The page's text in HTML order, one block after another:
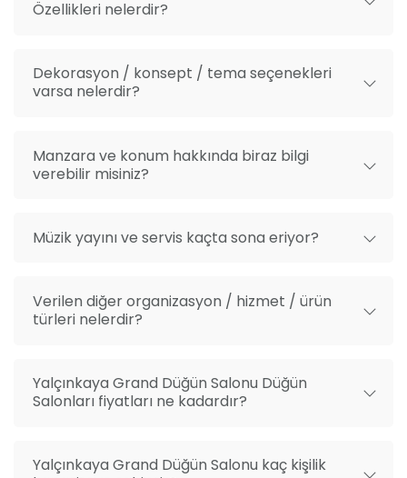
gecesi gibi özel etkinliklere kadar geniş bir yelpazede
ekibimizle, hayallerinizdeki geceyi mükemmel bir
şekilde gerçekleştirebilmeniz için yanınızdayız.
Özellikleri nelerdir?
Dekorasyon / konsept / tema seçenekleri
varsa nelerdir?
Manzara ve konum hakkında biraz bilgi
verebilir misiniz?
Müzik yayını ve servis kaçta sona eriyor?
Verilen diğer organizasyon / hizmet / ürün
türleri nelerdir?
Yalçınkaya Grand Düğün Salonu Düğün
Salonları fiyatları ne kadardır?
Yalçınkaya Grand Düğün Salonu kaç kişilik